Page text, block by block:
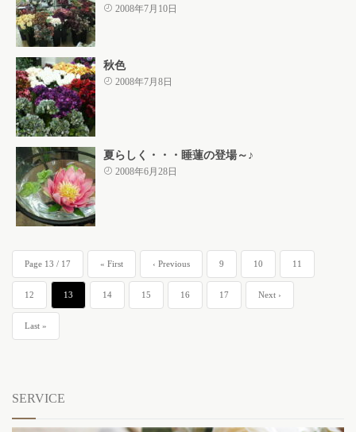
2008年7月10日
秋色
2008年7月8日
夏らしく・・・睡蓮の登場～♪
2008年6月28日
Page 13 / 17 « First ‹ Previous 9 10 11
12 13 14 15 16 17 Next ›
Last »
SERVICE